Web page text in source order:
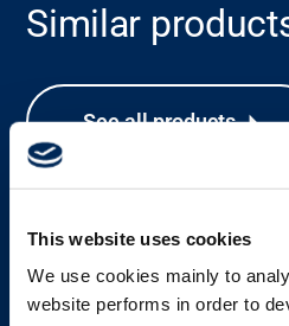
This website uses cookies
We use cookies mainly to
website performs in order to
Similar
See all products